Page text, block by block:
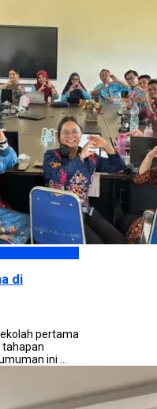
di
pertama
tahapan
ini ...